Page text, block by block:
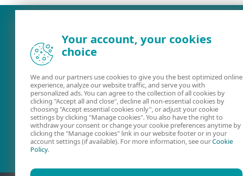
Οδηγοί χρήστη
Ομάδα
συζήτησης ESET
Your account, your cookies
choice
We and our partners use cookies to give you the best optimized online
experience, analyze our website traffic, and serve you with
personalized ads. You can agree to the collection of all cookies by
clicking "Accept all and close", decline all non-essential cookies by
choosing "Accept essential cookies only", or adjust your cookie
settings by clicking "Manage cookies". You also have the right to
withdraw your consent or change your cookie preferences anytime by
clicking the "Manage cookies" link in our website footer or in your
account settings (if available). For more information, see ourCookie
Policy.